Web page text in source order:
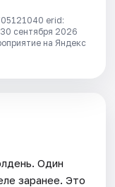
erid:
сентября 2026
на Яндекс
Один
заранее. Это